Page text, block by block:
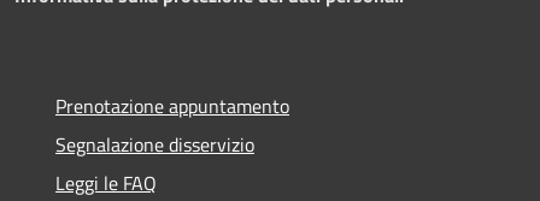
Prenotazione appuntamento
Segnalazione disservizio
Leggi le FAQ